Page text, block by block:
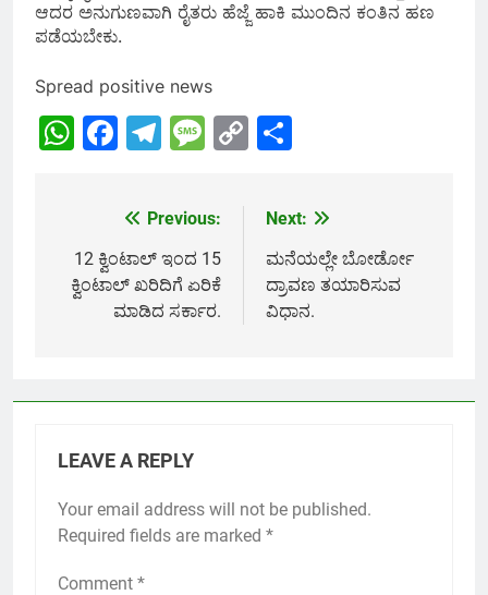
ಆದರ ಅನುಗುಣವಾಗಿ ರೈತರು ಹೆಜ್ಜೆ ಹಾಕಿ ಮುಂದಿನ ಕಂತಿನ ಹಣ
ಪಡೆಯಬೇಕು.
Spread positive news
WhatsApp
Facebook
Telegram
Message
Copy
navigation
Previous:
12 ಕ್ವಿಂಟಾಲ್ ಇಂದ 15
ಕ್ವಿಂಟಾಲ್ ಖರಿದಿಗೆ ಏರಿಕೆ
ಮಾಡಿದ ಸರ್ಕಾರ.
Next:
ಮನೆಯಲ್ಲೇ ಬೋರ್ಡೋ
ದ್ರಾವಣ ತಯಾರಿಸುವ
ವಿಧಾನ.
LEAVE A REPLY
Your email address will not be published.
Required fields are marked *
Comment *